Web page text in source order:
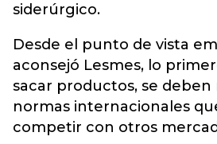
siderúrgico.
Desde el punto de vista
aconsejó Lesmes, lo
sacar productos, se deben
normas internacionales
competir con otros